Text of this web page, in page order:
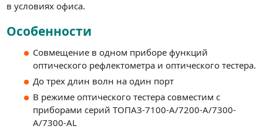
в условиях офиса.
Особенности
Совмещение в одном приборе функций
оптического рефлектометра и оптического тестера.
До трех длин волн на один порт
В режиме оптического тестера совместим с
приборами серий ТОПАЗ-7100-А/7200-А/7300-
А/7300-АL